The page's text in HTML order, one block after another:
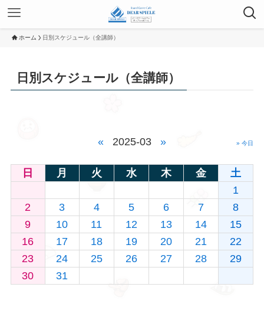
ホーム 日別スケジュール（全講師）
日別スケジュール（全講師）
« 2025-03 » » 今日
日 月 火 水 木 金
土
1
2
3 4 5 6 7
8
9
10 11 12 13 14
15
16
17 18 19 20 21
22
23
24 25 26 27 28
29
30
31